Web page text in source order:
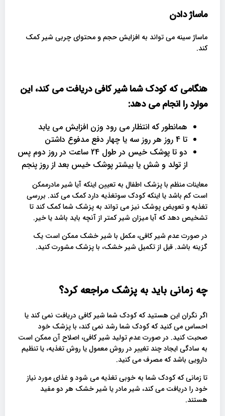
ماساژ دادن
ماساژ سینه می تواند به افزایش حجم و محتوای چربی شیر کمک
کند.
هنگامی که کودک شما شیر کافی دریافت می کند، این
موارد را انجام می دهد:
همانطور که انتظار می رود وزن افزایش می یابد
تا 4 روز هر روز سه یا چهار دفع مدفوع داشتن
دو تا پوشک خیس در طول 24 ساعت در روز دوم پس
از تولد و شش یا بیشتر پوشک خیس بعد از روز پنجم
معاینات منظم با پزشک اطفال به تعیین اینکه آیا شیر مادرممکن
است کم باشد یا اینکه کودک سوتغذیه دارد کمک می کند. بررسی
تغذیه و تعویض پوشک نیز می تواند به پزشک شما کمک کند تا
تشخیص دهد که آیا میزان شیر کمتر از آنچه باید باشد یا خیر.
در صورت عدم شیر کافی، مکمل با شیر خشک ممکن است یک
گزینه باشد. قبل از تکمیل شیر خشک، با پزشک مشورت کنید.
چه زمانی باید به پزشک مراجعه کرد؟
اگر نگران این هستید که کودک شما شیر کافی دریافت نمی کند یا
احساس می کنید که کودک شما رشد نمی کند، با پزشک خود
صحبت کنید. در صورت عدم تولید شیر کافی، اصلاح آن ممکن است
به سادگی ایجاد چند تغییر در روش معمول یا روش تغذیه، یا تنظیم
دارویی باشد که مصرف می کنید.
تا زمانی که کودک شما به خوبی تغذیه می شود و غذای مورد نیاز
خود را دریافت می کند، شیر مادر یا شیر خشک هر دو مفید
هستند.